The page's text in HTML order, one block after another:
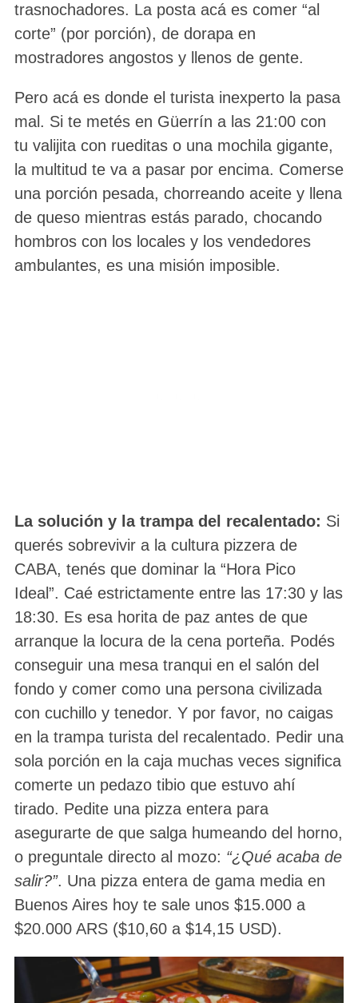
trasnochadores. La posta acá es comer “al
corte” (por porción), de dorapa en
mostradores angostos y llenos de gente.
Pero acá es donde el turista inexperto la pasa
mal. Si te metés en Güerrín a las 21:00 con
tu valijita con rueditas o una mochila gigante,
la multitud te va a pasar por encima. Comerse
una porción pesada, chorreando aceite y llena
de queso mientras estás parado, chocando
hombros con los locales y los vendedores
ambulantes, es una misión imposible.
La solución y la trampa del recalentado: Si
querés sobrevivir a la cultura pizzera de
CABA, tenés que dominar la “Hora Pico
Ideal”. Caé estrictamente entre las 17:30 y las
18:30. Es esa horita de paz antes de que
arranque la locura de la cena porteña. Podés
conseguir una mesa tranqui en el salón del
fondo y comer como una persona civilizada
con cuchillo y tenedor. Y por favor, no caigas
en la trampa turista del recalentado. Pedir una
sola porción en la caja muchas veces significa
comerte un pedazo tibio que estuvo ahí
tirado. Pedite una pizza entera para
asegurarte de que salga humeando del horno,
o preguntale directo al mozo: “¿Qué acaba de
salir?”. Una pizza entera de gama media en
Buenos Aires hoy te sale unos $15.000 a
$20.000 ARS ($10,60 a $14,15 USD).